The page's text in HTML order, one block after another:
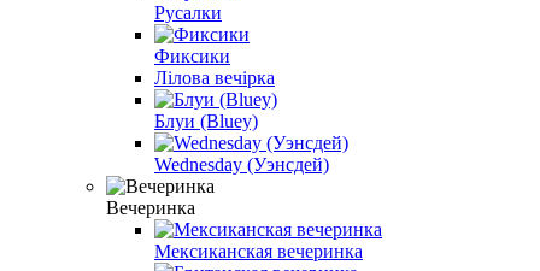
Русалки
Фиксики
Лілова вечірка
Блуи (Bluey)
Wednesday (Уэнсдей)
Вечеринка
Мексиканская вечеринка